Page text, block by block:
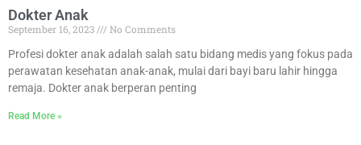
Dokter Anak
September 16, 2023
No Comments
Profesi dokter anak adalah salah satu bidang medis yang fokus pada
perawatan kesehatan anak-anak, mulai dari bayi baru lahir hingga
remaja. Dokter anak berperan penting
Read More »